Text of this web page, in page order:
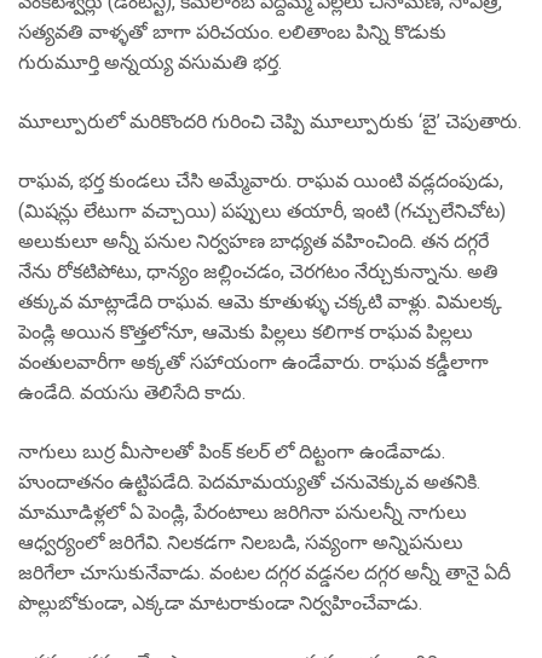
సత్యవతి వాళ్ళతో బాగా పరిచయం. లలితాంబ పిన్ని కొడుకు
గురుమూర్తి అన్నయ్య వసుమతి భర్త.
మూల్పూరులో మరికొందరి గురించి చెప్పి మూల్పూరుకు ‘బై’ చెపుతారు.
రాఘవ, భర్త కుండలు చేసి అమ్మేవారు. రాఘవ యింటి వడ్లదంపుడు,
(మిషన్లు లేటుగా వచ్చాయి) పప్పులు తయారీ, ఇంటి (గచ్చులేనిచోట)
అలుకులూ అన్నీ పనుల నిర్వహణ బాధ్యత వహించింది. తన దగ్గరే
నేను రోకటిపోటు, ధాన్యం జల్లించడం, చెరగటం నేర్చుకున్నాను. అతి
తక్కువ మాట్లాడేది రాఘవ. ఆమె కూతుళ్ళు చక్కటి వాళ్లు. విమలక్క
పెండ్లి అయిన కొత్తలోనూ, ఆమెకు పిల్లలు కలిగాక రాఘవ పిల్లలు
వంతులవారీగా అక్కతో సహాయంగా ఉండేవారు. రాఘవ కడ్డీలాగా
ఉండేది. వయసు తెలిసేది కాదు.
నాగులు బుర్ర మీసాలతో పింక్ కలర్ లో దిట్టంగా ఉండేవాడు.
హుందాతనం ఉట్టిపడేది. పెదమామయ్యతో చనువెక్కువ అతనికి.
మామూడిళ్లలో ఏ పెండ్లి, పేరంటాలు జరిగినా పనులన్నీ నాగులు
ఆధ్వర్యంలో జరిగేవి. నిలకడగా నిలబడి, సవ్యంగా అన్నిపనులు
జరిగేలా చూసుకునేవాడు. వంటల దగ్గర వడ్డనల దగ్గర అన్నీ తానై ఏదీ
పొల్లుబోకుండా, ఎక్కడా మాటరాకుండా నిర్వహించేవాడు.